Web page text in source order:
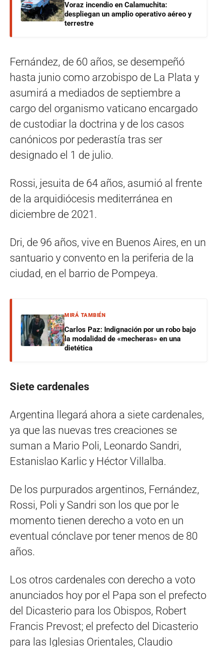
Voraz incendio en Calamuchita:
despliegan un amplio operativo aéreo y
terrestre
Fernández, de 60 años, se desempeñó
hasta junio como arzobispo de La Plata y
asumirá a mediados de septiembre a
cargo del organismo vaticano encargado
de custodiar la doctrina y de los casos
canónicos por pederastía tras ser
designado el 1 de julio.
Rossi, jesuita de 64 años, asumió al frente
de la arquidiócesis mediterránea en
diciembre de 2021.
Dri, de 96 años, vive en Buenos Aires, en un
santuario y convento en la periferia de la
ciudad, en el barrio de Pompeya.
MIRÁ TAMBIÉN
Carlos Paz: Indignación por un robo bajo
la modalidad de «mecheras» en una
dietética
Siete cardenales
Argentina llegará ahora a siete cardenales,
ya que las nuevas tres creaciones se
suman a Mario Poli, Leonardo Sandri,
Estanislao Karlic y Héctor Villalba.
De los purpurados argentinos, Fernández,
Rossi, Poli y Sandri son los que por le
momento tienen derecho a voto en un
eventual cónclave por tener menos de 80
años.
Los otros cardenales con derecho a voto
anunciados hoy por el Papa son el prefecto
del Dicasterio para los Obispos, Robert
Francis Prevost; el prefecto del Dicasterio
para las Iglesias Orientales, Claudio